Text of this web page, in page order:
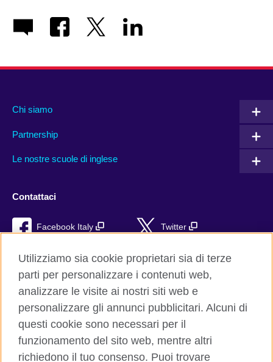
Chi siamo
Partnership
Le nostre scuole di inglese
Contattaci
Facebook Italy Twitter
YouTube TikTok
RSS
British Council global
Privacy e condizioni d'uso
Utilizziamo sia cookie proprietari sia di terze
parti per personalizzare i contenuti web,
analizzare le visite ai nostri siti web e
personalizzare gli annunci pubblicitari. Alcuni di
questi cookie sono necessari per il
funzionamento del sito web, mentre altri
richiedono il tuo consenso. Puoi trovare